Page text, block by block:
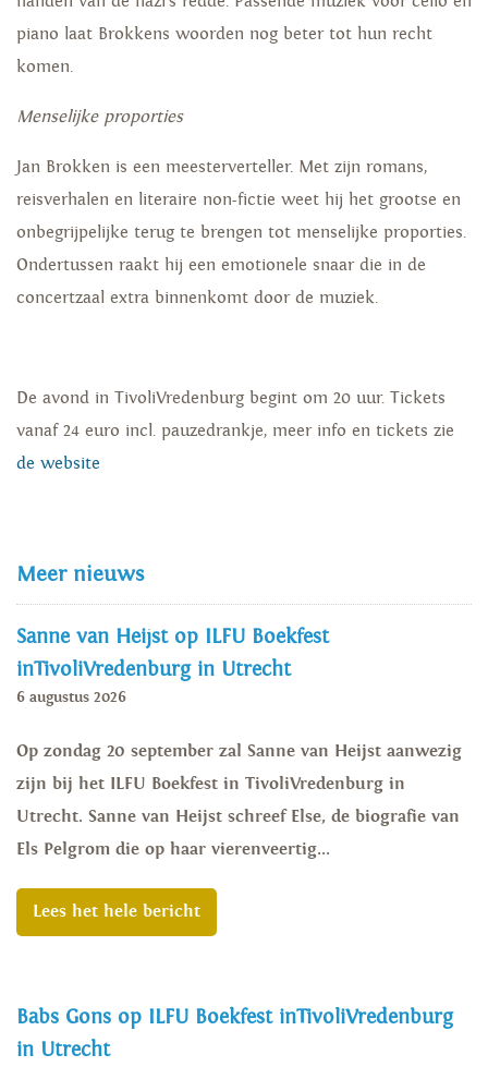
piano laat Brokkens woorden nog beter tot hun recht
komen.
Menselijke proporties
Jan Brokken is een meesterverteller. Met zijn romans,
reisverhalen en literaire non-fictie weet hij het grootse en
onbegrijpelijke terug te brengen tot menselijke proporties.
Ondertussen raakt hij een emotionele snaar die in de
concertzaal extra binnenkomt door de muziek.
De avond in TivoliVredenburg begint om 20 uur. Tickets
vanaf 24 euro incl. pauzedrankje, meer info en tickets zie
de website
Meer nieuws
Sanne van Heijst op ILFU Boekfest
inTivoliVredenburg in Utrecht
6 augustus 2026
Op zondag 20 september zal Sanne van Heijst aanwezig
zijn bij het ILFU Boekfest in TivoliVredenburg in
Utrecht. Sanne van Heijst schreef Else, de biografie van
Els Pelgrom die op haar vierenveertig...
Lees het hele bericht
Babs Gons op ILFU Boekfest inTivoliVredenburg
in Utrecht